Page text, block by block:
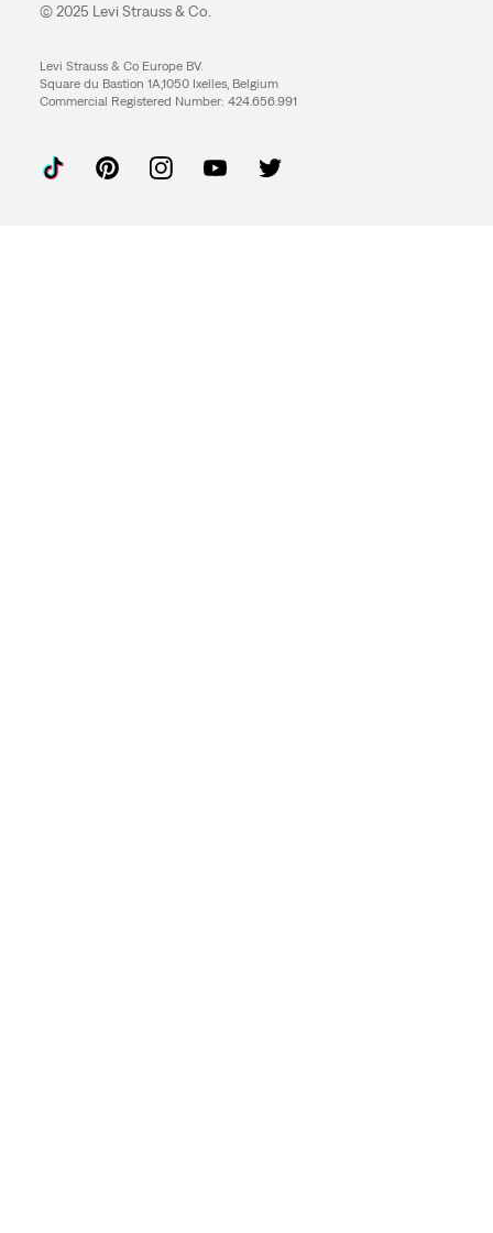
© 2025 Levi Strauss & Co.
Levi Strauss & Co Europe BV.
Square du Bastion 1A,1050 Ixelles, Belgium
Commercial Registered Number: 424.656.991